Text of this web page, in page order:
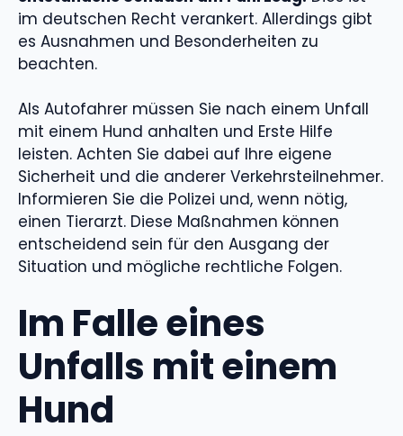
im deutschen Recht verankert. Allerdings gibt
es Ausnahmen und Besonderheiten zu
beachten.
Als Autofahrer müssen Sie nach einem Unfall
mit einem Hund anhalten und Erste Hilfe
leisten. Achten Sie dabei auf Ihre eigene
Sicherheit und die anderer Verkehrsteilnehmer.
Informieren Sie die Polizei und, wenn nötig,
einen Tierarzt. Diese Maßnahmen können
entscheidend sein für den Ausgang der
Situation und mögliche rechtliche Folgen.
Im Falle eines
Unfalls mit einem
Hund